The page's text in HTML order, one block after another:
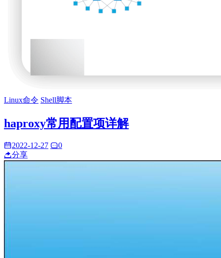
Linux命令 Shell脚本
haproxy常用配置项详解
2022-12-27
0
分享